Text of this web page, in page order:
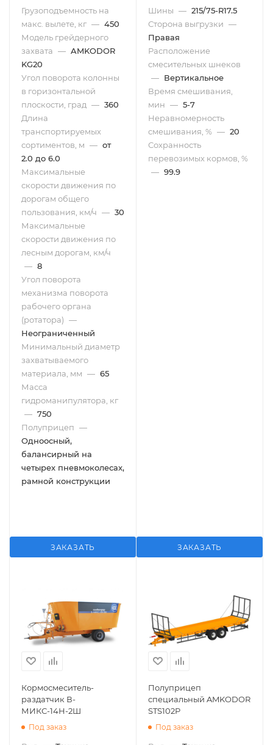
Грузоподъемность на
макс. вылете, кг — 450
Модель грейдерного
захвата — AMKODOR
KG20
Угол поворота колонны
в горизонтальной
плоскости, град — 360
Длина
транспортируемых
сортиментов, м — от
2.0 до 6.0
Максимальные
скорости движения по
дорогам общего
пользования, км/ч — 30
Максимальные
скорости движения по
лесным дорогам, км/ч
— 8
Угол поворота
механизма поворота
рабочего органа
(ротатора) —
Неограниченный
Минимальный диаметр
захватываемого
материала, мм — 65
Масса
гидроманипулятора, кг
— 750
Полуприцеп —
Одноосный,
балансирный на
четырех пневмоколесах,
рамной конструкции
ЗАКАЗАТЬ
Шины — 215/75-R17.5
Сторона выгрузки —
Правая
Расположение
смесительных шнеков
— Вертикальное
Время смешивания,
мин — 5-7
Неравномерность
смешивания, % — 20
Сохранность
перевозимых кормов, %
— 99.9
ЗАКАЗАТЬ
Кормосмеситель-
раздатчик В-
МИКС-14Н-2Ш
Под заказ
Полуприцеп
специальный AMKODOR
STS102P
Под заказ